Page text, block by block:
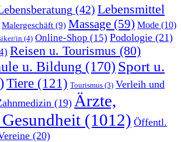
(42) Lebensmittel
Malergeschäft (9) Massage (59) Mode (10)
in (4) Online-Shop (15) Podologie (21)
Reisen u. Tourismus (80)
u. Bildung (170) Sport u.
Tiere (121) Tourismus (3) Verleih und
(19) Ärzte,
(1012) Öffentl.
(20)